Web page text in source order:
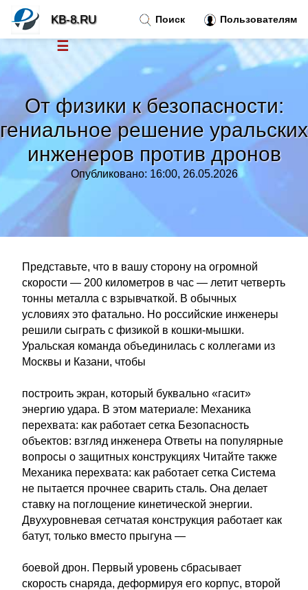
От физики к безопасности:
гениальное решение уральских
инженеров против дронов
Опубликовано: 16:00, 26.05.2026
Представьте, что в вашу сторону на огромной
скорости — 200 километров в час — летит четверть
тонны металла с взрывчаткой. В обычных
условиях это фатально. Но российские инженеры
решили сыграть с физикой в кошки-мышки.
Уральская команда объединилась с коллегами из
Москвы и Казани, чтобы
построить экран, который буквально «гасит»
энергию удара. В этом материале: Механика
перехвата: как работает сетка Безопасность
объектов: взгляд инженера Ответы на популярные
вопросы о защитных конструкциях Читайте также
Механика перехвата: как работает сетка Система
не пытается прочнее сварить сталь. Она делает
ставку на поглощение кинетической энергии.
Двухуровневая сетчатая конструкция работает как
батут, только вместо прыгуна —
боевой дрон. Первый уровень сбрасывает
скорость снаряда, деформируя его корпус, второй
Поиск Пользователям
KB-8.RU
☰
Новости
Тренды новостей»
Рубрики»
Правила »
Контакт»